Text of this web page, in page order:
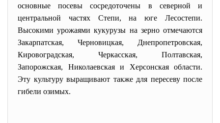
основные посевы сосредоточены в северной и
центральной частях Степи, на юге Лесостепи.
Высокими урожаями кукурузы на зерно отмечаются
Закарпатская, Черновицкая, Днепропетровская,
Кировоградская, Черкасская, Полтавская,
Запорожская, Николаевская и Херсонская области.
Эту культуру выращивают также для пересеву после
гибели озимых.